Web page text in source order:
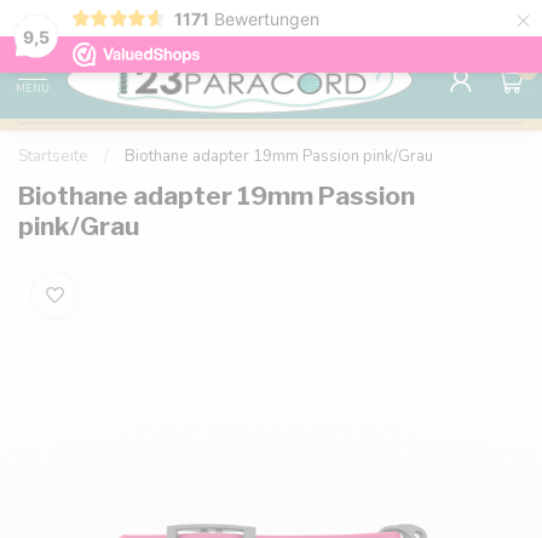
9,5
1171 Bewertungen ×
Kostenlose Lieferung nach Hause ab 150 €
MENU
0
Startseite Biothane adapter 19mm Passion pink/Grau
Biothane adapter 19mm Passion
pink/Grau